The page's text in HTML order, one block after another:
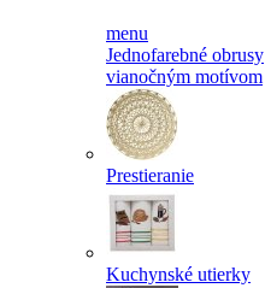
menu
Jednofarebné obrusy
vianočným motívom
Prestieranie
Kuchynské utierky